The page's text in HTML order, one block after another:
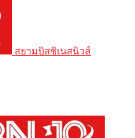
สยามบิสซิเนสนิวส์